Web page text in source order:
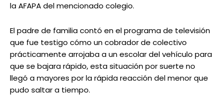
la AFAPA del mencionado colegio.
El padre de familia contó en el programa de televisión
que fue testigo cómo un cobrador de colectivo
prácticamente arrojaba a un escolar del vehículo para
que se bajara rápido, esta situación por suerte no
llegó a mayores por la rápida reacción del menor que
pudo saltar a tiempo.